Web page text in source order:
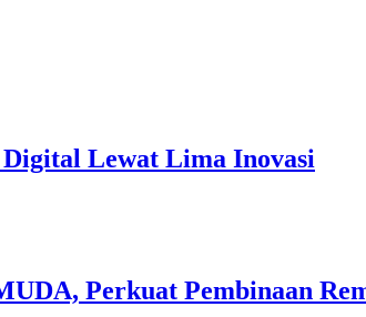
Lewat Lima Inovasi
Perkuat Pembinaan